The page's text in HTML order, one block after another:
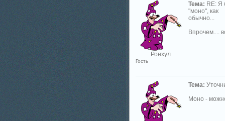
Ронхул
Гость
Тема: RE: Я
"моно", как
обычно...
Впрочем....
Тема:
Моно -